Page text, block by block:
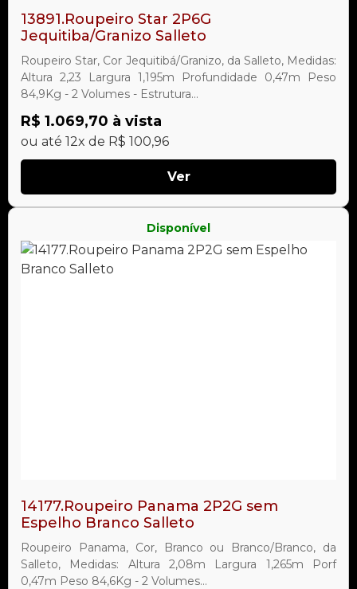
13891.Roupeiro Star 2P6G
Jequitiba/Granizo Salleto
Roupeiro Star, Cor Jequitibá/Granizo, da Salleto, Medidas:
Altura 2,23 Largura 1,195m Profundidade 0,47m Peso
84,9Kg - 2 Volumes - Estrutura...
R$ 1.069,70 à vista
ou até 12x de R$ 100,96
Ver
Disponível
14177.Roupeiro Panama 2P2G sem
Espelho Branco Salleto
Roupeiro Panama, Cor, Branco ou Branco/Branco, da
Salleto, Medidas: Altura 2,08m Largura 1,265m Porf
0,47m Peso 84,6Kg - 2 Volumes...